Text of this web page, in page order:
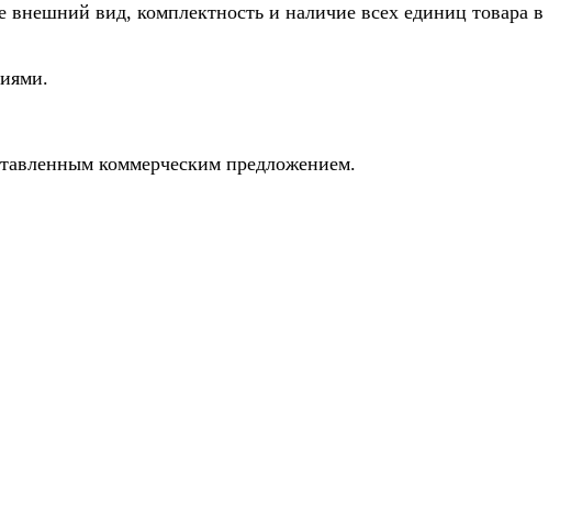
внешний вид, комплектность и наличие всех единиц товара в
коммерческим предложением.